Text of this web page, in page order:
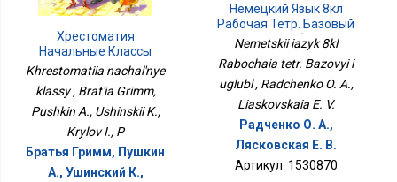
Хрестоматия
Начальные Классы
Khrestomatiia nachal'nye
klassy , Brat'ia Grimm,
Pushkin A., Ushinskii K.,
Krylov I., P
Братья Гримм, Пушкин
А., Ушинский К.,
Немецкий Язык 8кл
Рабочая Тетр. Базовый
И Углубл
Nemetskii iazyk 8kl
Rabochaia tetr. Bazovyi i
uglubl , Radchenko O. A.,
Liaskovskaia E. V.
Радченко О. А.,
Лясковская Е. В.
Артикул: 1530870